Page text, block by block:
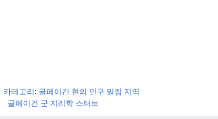
카테고리: 골페이간 현의 인구 밀집 지역
골페이건 군 지리학 스터브